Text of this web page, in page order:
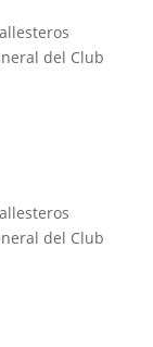
del Club
del Club